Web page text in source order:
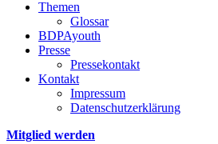
Themen
Glossar
BDPAyouth
Presse
Pressekontakt
Kontakt
Impressum
Datenschutzerklärung
Mitglied werden